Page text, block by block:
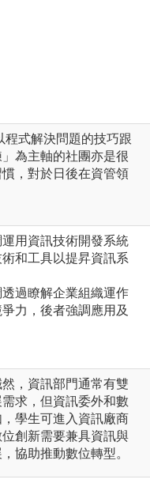
程式解決問題的技巧跟
為主軸的社團亦是很
，對於日後在資管領
用資訊技術開發系統
和工具以提昇資訊系
過瞭解企業組織運作
力，後者強調應用及
，資訊部門通常有雙
求，但資訊委外和數
學生可進入資訊廠商
創新需要兼具資訊與
協助推動數位轉型。